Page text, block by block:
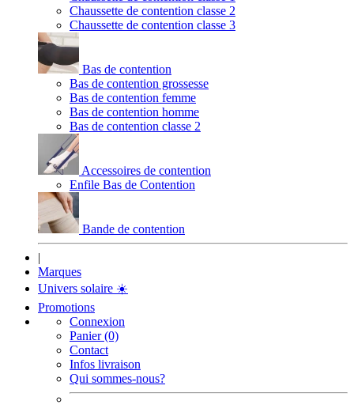
Chaussette de contention classe 2
Chaussette de contention classe 3
Bas de contention
Bas de contention grossesse
Bas de contention femme
Bas de contention homme
Bas de contention classe 2
Accessoires de contention
Enfile Bas de Contention
Bande de contention
|
Marques
Univers solaire ☀️
Promotions
Connexion
Panier (0)
Contact
Infos livraison
Qui sommes-nous?